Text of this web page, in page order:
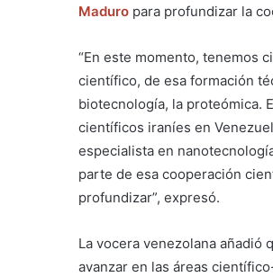
Maduro para profundizar la
“En este momento, tenemos
científico, de esa formación
biotecnología, la proteómica.
científicos iraníes en
especialista en
parte de esa cooperación
profundizar”, expresó.
La vocera venezolana añadió
avanzar en las áreas